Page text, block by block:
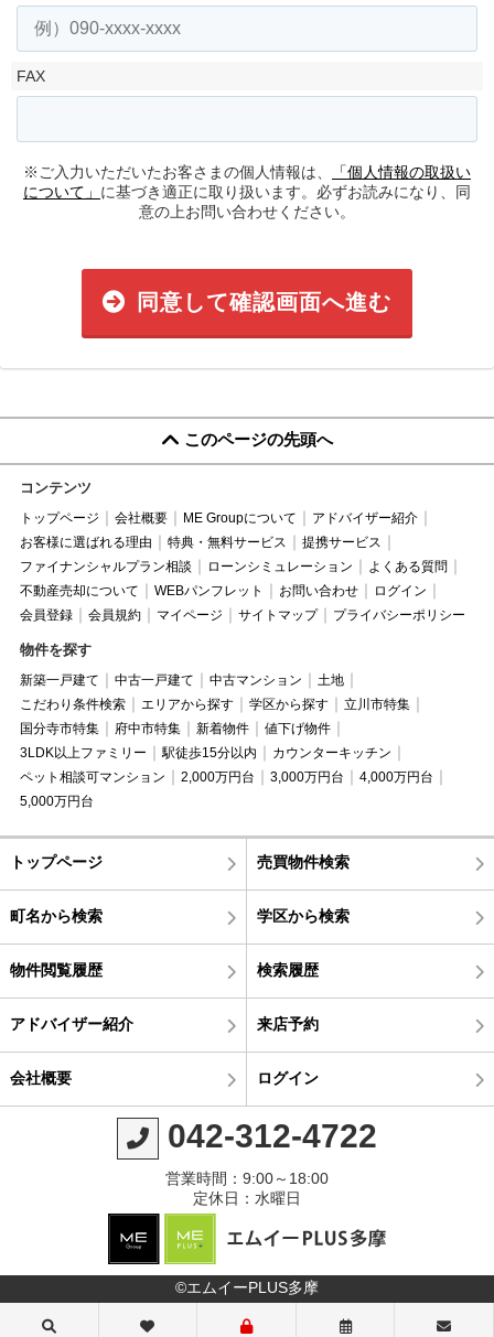
FAX
※ご入力いただいたお客さまの個人情報は、
「個人情報の取扱い
について」 に基づき適正に取り扱います。必ずお読みになり、同
意の上お問い合わせください。
同意して確認画面へ進む
このページの先頭へ
コンテンツ
トップページ 会社概要 ME Groupについて
アドバイザー紹介
お客様に選ばれる理由
特典・無料サービス
提携サービス
ファイナンシャルプラン相談
ローンシミュレーション
よくある質問
不動産売却について
WEBパンフレット お問い合わせ
ログイン
会員登録
会員規約 マイページ サイトマップ プライバシーポリシー
物件を探す
新築一戸建て 中古一戸建て 中古マンション
土地
こだわり条件検索
エリアから探す 学区から探す
立川市特集
国分寺市特集
府中市特集 新着物件
値下げ物件
3LDK以上ファミリー
駅徒歩15分以内
カウンターキッチン
ペット相談可マンション
2,000万円台 3,000万円台
4,000万円台
5,000万円台
トップページ 売買物件検索
町名から検索 学区から検索
物件閲覧履歴 検索履歴
アドバイザー紹介 来店予約
会社概要 ログイン
042-312-4722
営業時間：9:00～18:00
定休日：水曜日
©エムイーPLUS多摩